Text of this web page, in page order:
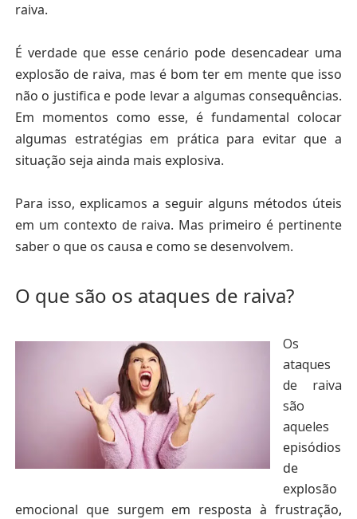
raiva.
É verdade que esse cenário pode desencadear uma
explosão de raiva, mas é bom ter em mente que isso
não o justifica e pode levar a algumas consequências.
Em momentos como esse, é fundamental colocar
algumas estratégias em prática para evitar que a
situação seja ainda mais explosiva.
Para isso, explicamos a seguir alguns métodos úteis
em um contexto de raiva. Mas primeiro é pertinente
saber o que os causa e como se desenvolvem.
O que são os ataques de raiva?
Os
ataques
de raiva
são
aqueles
episódios
de
explosão
emocional que surgem em resposta à frustração,